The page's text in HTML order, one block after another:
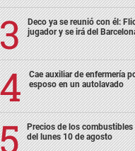
Deco ya se reunió con él:
jugador y se irá del
Cae auxiliar de enfermería
esposo en un autolavado
Precios de los
del lunes 10 de agosto